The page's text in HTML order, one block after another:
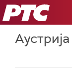
РТС
Аустрија